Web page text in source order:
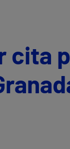
cita